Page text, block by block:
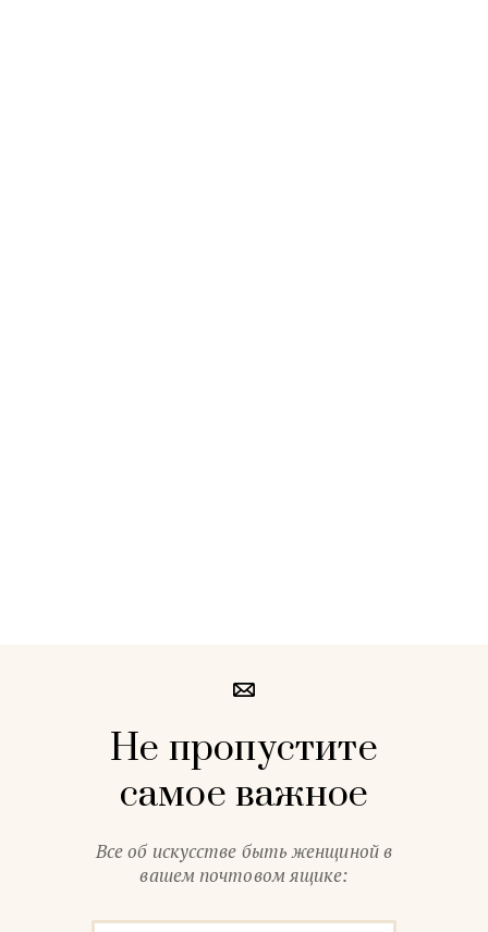
Не пропустите
самое важное
Все об искусстве быть женщиной в
вашем почтовом ящике: